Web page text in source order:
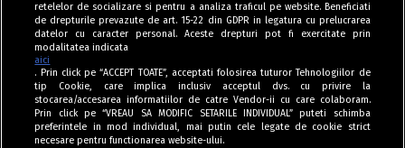
Tag index
retelelor de socializare si pentru a analiza traficul pe website. Beneficiati
de drepturile prevazute de art. 15-22 din GDPR in legatura cu prelucrarea
datelor cu caracter personal. Aceste drepturi pot fi exercitate prin
modalitatea indicata
aici
. Prin click pe “ACCEPT TOATE”, acceptati folosirea tuturor Tehnologiilor de
tip Cookie, care implica inclusiv acceptul dvs. cu privire la
stocarea/accesarea informatiilor de catre Vendor-ii cu care colaboram.
Prin click pe “VREAU SA MODIFIC SETARILE INDIVIDUAL” puteti schimba
preferintele in mod individual, mai putin cele legate de cookie strict
necesare pentru functionarea website-ului.